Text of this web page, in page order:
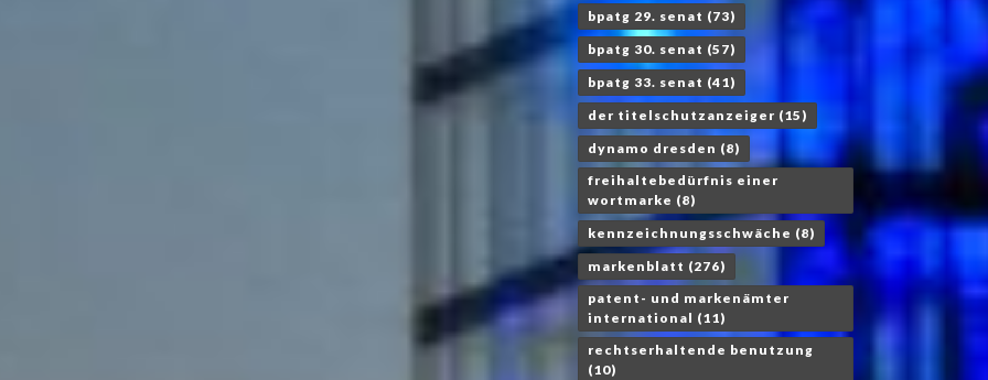
bpatg 29. senat (73)
bpatg 30. senat (57)
bpatg 33. senat (41)
der titelschutzanzeiger (15)
dynamo dresden (8)
freihaltebedürfnis einer
wortmarke (8)
kennzeichnungsschwäche (8)
markenblatt (276)
patent- und markenämter
international (11)
rechtserhaltende benutzung
(10)